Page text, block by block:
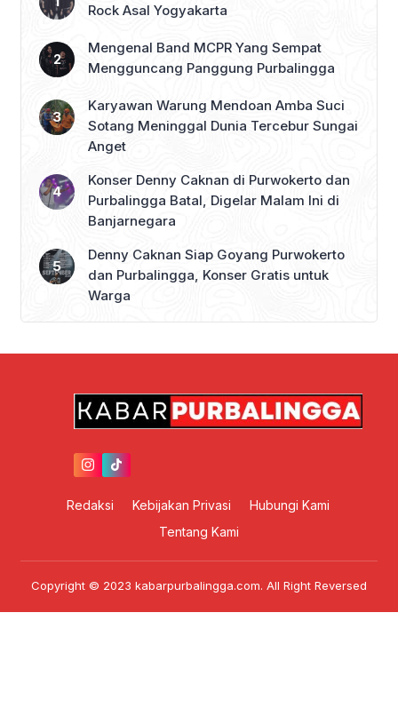
Rock Asal Yogyakarta
Mengenal Band MCPR Yang Sempat
Mengguncang Panggung Purbalingga
Karyawan Warung Mendoan Amba Suci
Sotang Meninggal Dunia Tercebur Sungai
Anget
Konser Denny Caknan di Purwokerto dan
Purbalingga Batal, Digelar Malam Ini di
Banjarnegara
Denny Caknan Siap Goyang Purwokerto
dan Purbalingga, Konser Gratis untuk
Warga
Redaksi Kebijakan Privasi
Hubungi Kami
Tentang Kami
Copyright © 2023 kabarpurbalingga.com. All Right Reversed